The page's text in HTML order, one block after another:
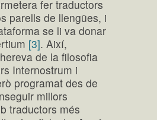
fer traductors
parells de llengües, i
se li va donar
[3]. Així,
de la filosofia
Internostrum i
programat des de
millors
traductors més